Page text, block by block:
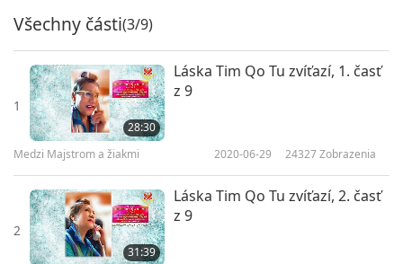
Všechny části(3/9)
1
28:30
Láska Tim Qo Tu zvíťazí, 1. časť
z 9
Medzi Majstrom a žiakmi 2020-06-29 24327Zobrazenia
2
31:39
Láska Tim Qo Tu zvíťazí, 2. časť
z 9